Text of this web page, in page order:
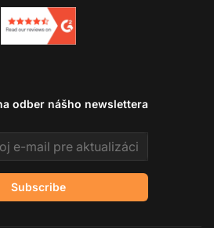
odber nášho newslettera
Subscribe